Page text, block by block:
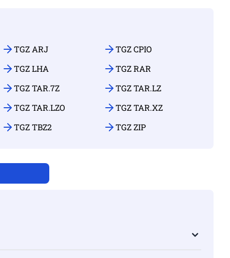
TGZ ARJ
TGZ CPIO
TGZ LHA
TGZ RAR
TGZ TAR.7Z
TGZ TAR.LZ
TGZ TAR.LZO
TGZ TAR.XZ
TGZ TBZ2 TGZ ZIP